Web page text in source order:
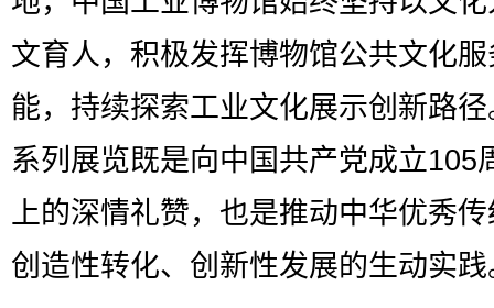
文育人，积极发挥博物馆公共文化
能，持续探索工业文化展示创新路
系列展览既是向中国共产党成立105
上的深情礼赞，也是推动中华优秀
创造性转化、创新性发展的生动实践